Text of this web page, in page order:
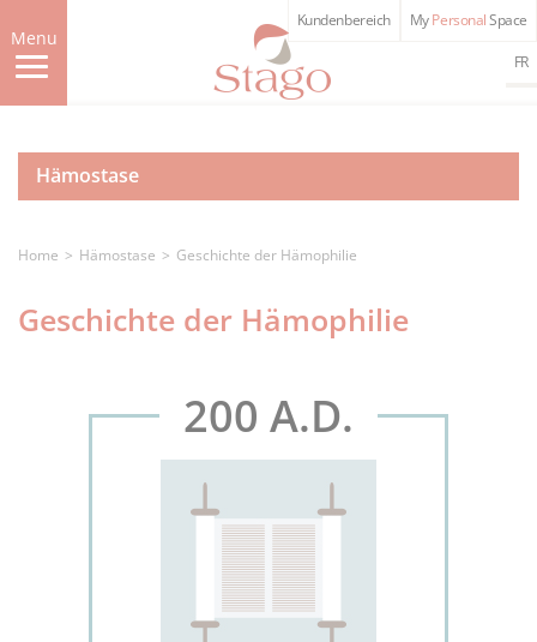
to
main
content
Menu
Kundenbereich MyPersonalSpace
FR
Hämostase
Home Hämostase Geschichte der Hämophilie
Geschichte der Hämophilie
200 A.D.